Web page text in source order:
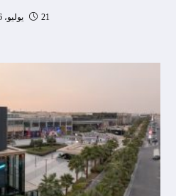
21 يوليو، 2026